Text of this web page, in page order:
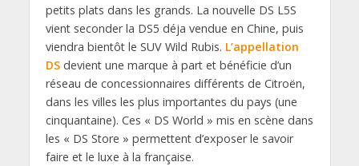
petits plats dans les grands. La nouvelle DS L5S
vient seconder la DS5 déja vendue en Chine, puis
viendra bientôt le SUV Wild Rubis. L’appellation
DSdevient une marque à part et bénéficie d’un
réseau de concessionnaires différents de Citroën,
dans les villes les plus importantes du pays (une
cinquantaine). Ces « DS World » mis en scène dans
les « DS Store » permettent d’exposer le savoir
faire et le luxe à la française.